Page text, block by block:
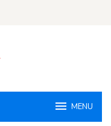
MENU